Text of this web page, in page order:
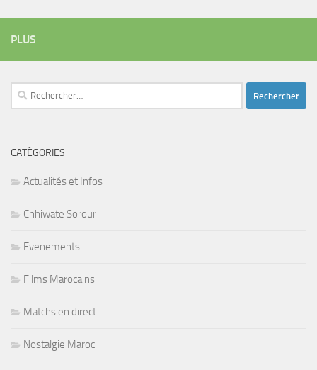
PLUS
Rechercher :
CATÉGORIES
Actualités et Infos
Chhiwate Sorour
Evenements
Films Marocains
Matchs en direct
Nostalgie Maroc